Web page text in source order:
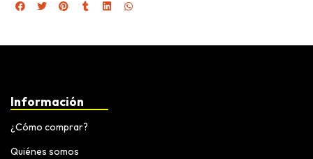
Información
¿Cómo comprar?
Quiénes somos